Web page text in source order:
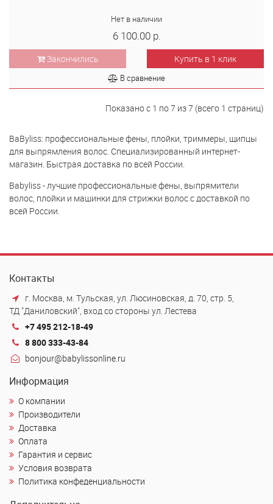
Нет в наличии
6 100.00 р.
Закончились Купить в 1 клик
В сравнение
Показано с 1 по 7 из 7 (всего 1 страниц)
BaByliss: профессиональные фены, плойки, триммеры, щипцы
для выпрямления волос. Специализированный интернет-
магазин. Быстрая доставка по всей России.
Babyliss - лучшие профессиональные фены, выпрямители
волос, плойки и машинки для стрижки волос с доставкой по
всей России.
Контакты
г. Москва, м. Тульская, ул. Люсиновская, д. 70, стр. 5,
ТД "Даниловский", вход со стороны ул. Лестева
+7 495 212-18-49
8 800 333-43-84
bonjour@babylissonline.ru
Информация
О компании
Производители
Доставка
Оплата
Гарантия и сервис
Условия возврата
Политика конфеденциальности